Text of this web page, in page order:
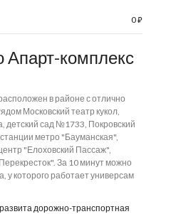
0⃏
Апарт-комплекс
в районе с отлично
Московский театр кукол,
сад №1733, Покровский
метро "Бауманская",
"Елоховский Пассаж",
За 10 минут можно
у которого работает универсам
дорожно-транспортная